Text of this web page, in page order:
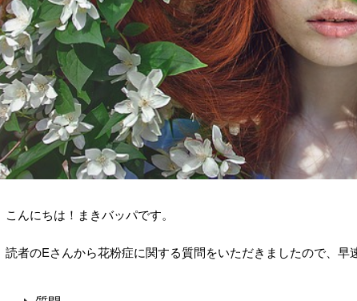
こんにちは！まきバッパです。
読者のEさんから花粉症に関する質問をいただきましたので、早